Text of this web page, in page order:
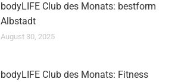
bodyLIFE Club des Monats: bestform
Albstadt
August 30, 2025
bodyLIFE Club des Monats: Fitness